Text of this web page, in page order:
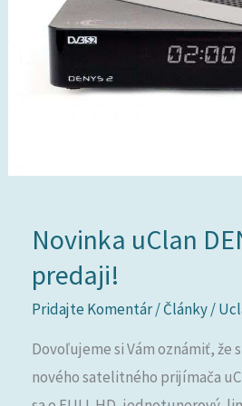
Novinka uClan
predaji!
Pridajte Komentár/Články/
Dovoľujeme si Vám oznámiť, že
nového satelitného prijímača
predaji!